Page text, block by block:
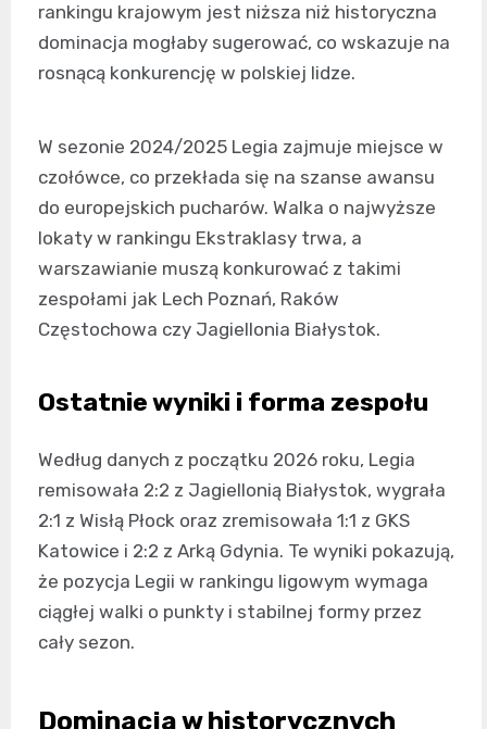
rankingu krajowym jest niższa niż historyczna
dominacja mogłaby sugerować, co wskazuje na
rosnącą konkurencję w polskiej lidze.
W sezonie 2024/2025 Legia zajmuje miejsce w
czołówce, co przekłada się na szanse awansu
do europejskich pucharów. Walka o najwyższe
lokaty w rankingu Ekstraklasy trwa, a
warszawianie muszą konkurować z takimi
zespołami jak Lech Poznań, Raków
Częstochowa czy Jagiellonia Białystok.
Ostatnie wyniki i forma zespołu
Według danych z początku 2026 roku, Legia
remisowała 2:2 z Jagiellonią Białystok, wygrała
2:1 z Wisłą Płock oraz zremisowała 1:1 z GKS
Katowice i 2:2 z Arką Gdynia. Te wyniki pokazują,
że pozycja Legii w rankingu ligowym wymaga
ciągłej walki o punkty i stabilnej formy przez
cały sezon.
Dominacja w historycznych